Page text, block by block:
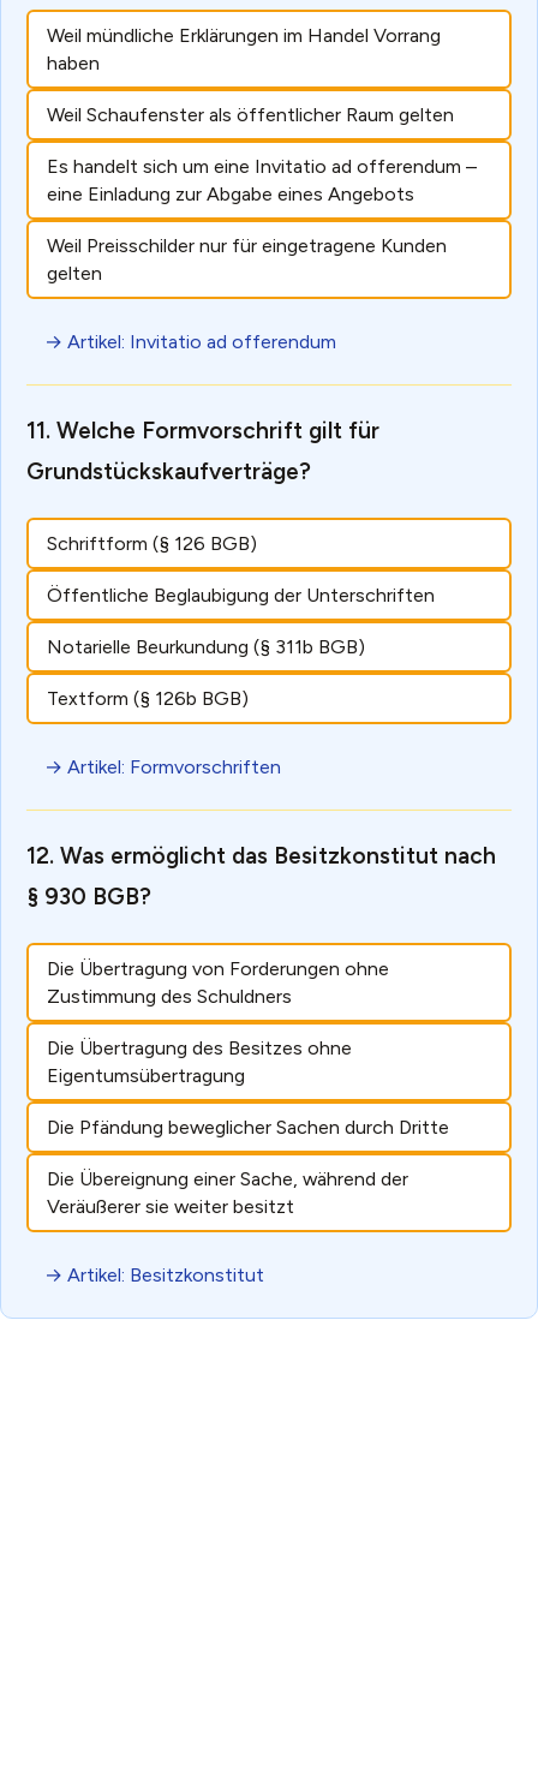
Weil mündliche Erklärungen im Handel Vorrang
haben
Weil Schaufenster als öffentlicher Raum gelten
Es handelt sich um eine Invitatio ad offerendum –
eine Einladung zur Abgabe eines Angebots
Weil Preisschilder nur für eingetragene Kunden
gelten
→ Artikel: Invitatio ad offerendum
Welche Formvorschrift gilt für
Grundstückskaufverträge?
Schriftform (§ 126 BGB)
Öffentliche Beglaubigung der Unterschriften
Notarielle Beurkundung (§ 311b BGB)
Textform (§ 126b BGB)
→ Artikel: Formvorschriften
Was ermöglicht das Besitzkonstitut nach
§ 930 BGB?
Die Übertragung von Forderungen ohne
Zustimmung des Schuldners
Die Übertragung des Besitzes ohne
Eigentumsübertragung
Die Pfändung beweglicher Sachen durch Dritte
Die Übereignung einer Sache, während der
Veräußerer sie weiter besitzt
→ Artikel: Besitzkonstitut